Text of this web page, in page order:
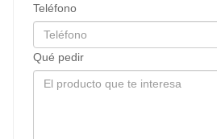
Teléfono
Qué pedir